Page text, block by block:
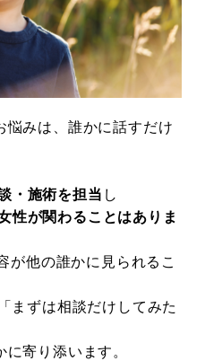
悩みは、誰かに話すだけ
・施術を担当 し
性が関わることはありま
が他の誰かに見られるこ
まずは相談だけしてみた
寄り添います。